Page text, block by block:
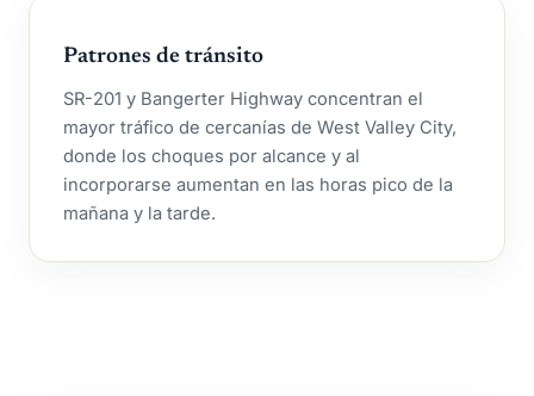
Patrones de tránsito
SR-201 y Bangerter Highway concentran el
mayor tráfico de cercanías de West Valley City,
donde los choques por alcance y al
incorporarse aumentan en las horas pico de la
mañana y la tarde.